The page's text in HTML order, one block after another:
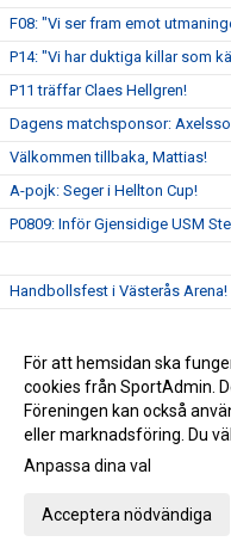
F08: "Vi ser fram emot
P14: "Vi har duktiga killar som
P11 träffar Claes Hellgren!
Dagens matchsponsor:
Välkommen tillbaka, Mattias!
A-pojk: Seger i Hellton Cup!
P0809: Inför Gjensidige USM
Handbollsfest i Västerås Arena!
Lördagens 50/50-vinnare!
VästeråsIrsta HF 31 - 34 Amo HK
Dagens match presenteras av
Nyhet i vår souvenirbutik!
Föreningsutveckling - Elit är
P18 vidare till Gjensidige USM
För att hemsidan ska
cookies från SportAdmin.
Föreningen kan också
eller marknadsföring. Du
Anpassa dina val
Acceptera nödvändiga